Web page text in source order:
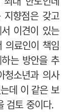
향점은 갖고
이견이 있는
의료인이 책임
는 방안을 추
청소년과 의사
데 이 같은 보
검토 중이다.